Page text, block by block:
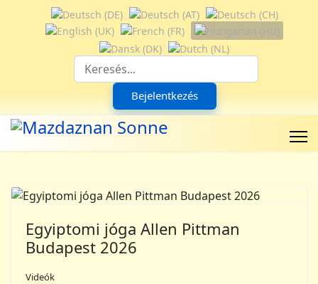
Válasszon nyelvet
Bejelentkezés
Egyiptomi jóga Allen Pittman
Budapest 2026
Videók